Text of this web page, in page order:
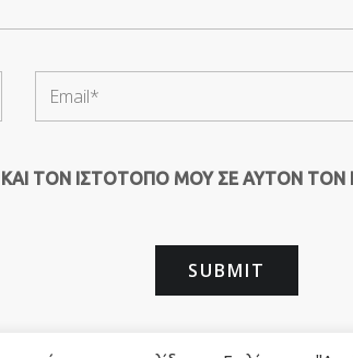
ΤΟΝ ΙΣΤΌΤΟΠΟ ΜΟΥ ΣΕ ΑΥΤΌΝ